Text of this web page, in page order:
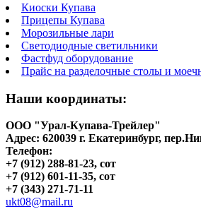
Киоски Купава
Прицепы Купава
Морозильные лари
Светодиодные светильники
Фастфуд оборудование
Прайс на разделочные столы и
Наши координаты:
ООО "Урал-Купава-Трейлер"
Адрес: 620039 г. Екатеринбург,
Телефон:
+7 (912) 288-81-23, сот
+7 (912) 601-11-35, сот
+7 (343) 271-71-11
ukt08@mail.ru